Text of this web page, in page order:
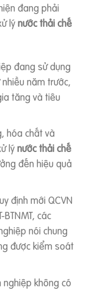
đang phải
lýnước thải chế
đang sử dụng
năm trước,
tăng và tiêu
hóa chất và
lýnước thải chế
đến hiệu quả
định mới QCVN
các
nói chung
được kiểm soát
nghiệp không có